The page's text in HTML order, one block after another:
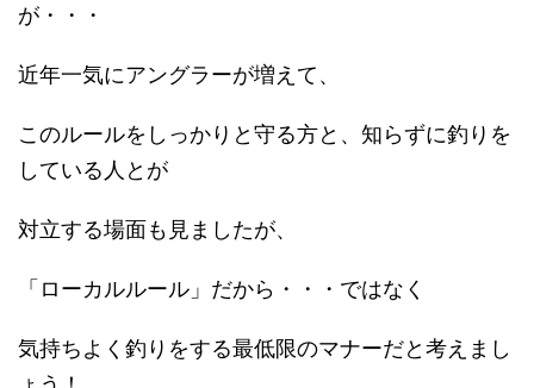
が・・・
近年一気にアングラーが増えて、
このルールをしっかりと守る方と、知らずに釣りを
している人とが
対立する場面も見ましたが、
「ローカルルール」だから・・・ではなく
気持ちよく釣りをする最低限のマナーだと考えまし